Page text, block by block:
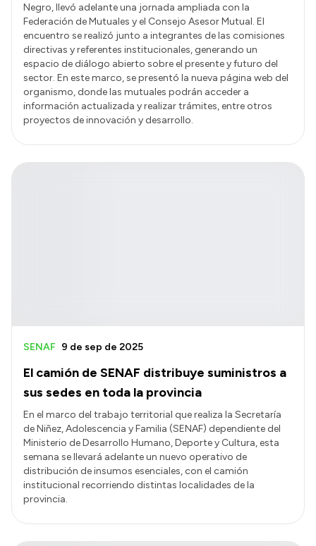
Negro, llevó adelante una jornada ampliada con la
Federación de Mutuales y el Consejo Asesor Mutual. El
encuentro se realizó junto a integrantes de las comisiones
directivas y referentes institucionales, generando un
espacio de diálogo abierto sobre el presente y futuro del
sector. En este marco, se presentó la nueva página web del
organismo, donde las mutuales podrán acceder a
información actualizada y realizar trámites, entre otros
proyectos de innovación y desarrollo.
El camión de SENAF distribuye suministros a
sus sedes en toda la provincia
SENAF 9 de sep de 2025
En el marco del trabajo territorial que realiza la Secretaría
de Niñez, Adolescencia y Familia (SENAF) dependiente del
Ministerio de Desarrollo Humano, Deporte y Cultura, esta
semana se llevará adelante un nuevo operativo de
distribución de insumos esenciales, con el camión
institucional recorriendo distintas localidades de la
provincia.